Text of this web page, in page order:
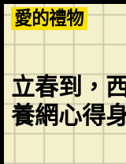
Skip
to
content
愛的禮物
立春到，
養網心得